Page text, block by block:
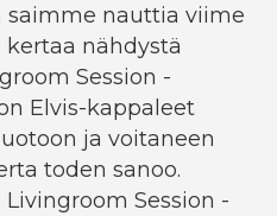
saimme nauttia viime
nähdystä
Session -
Elvis-kappaleet
ja voitaneen
toden sanoo.
Session -